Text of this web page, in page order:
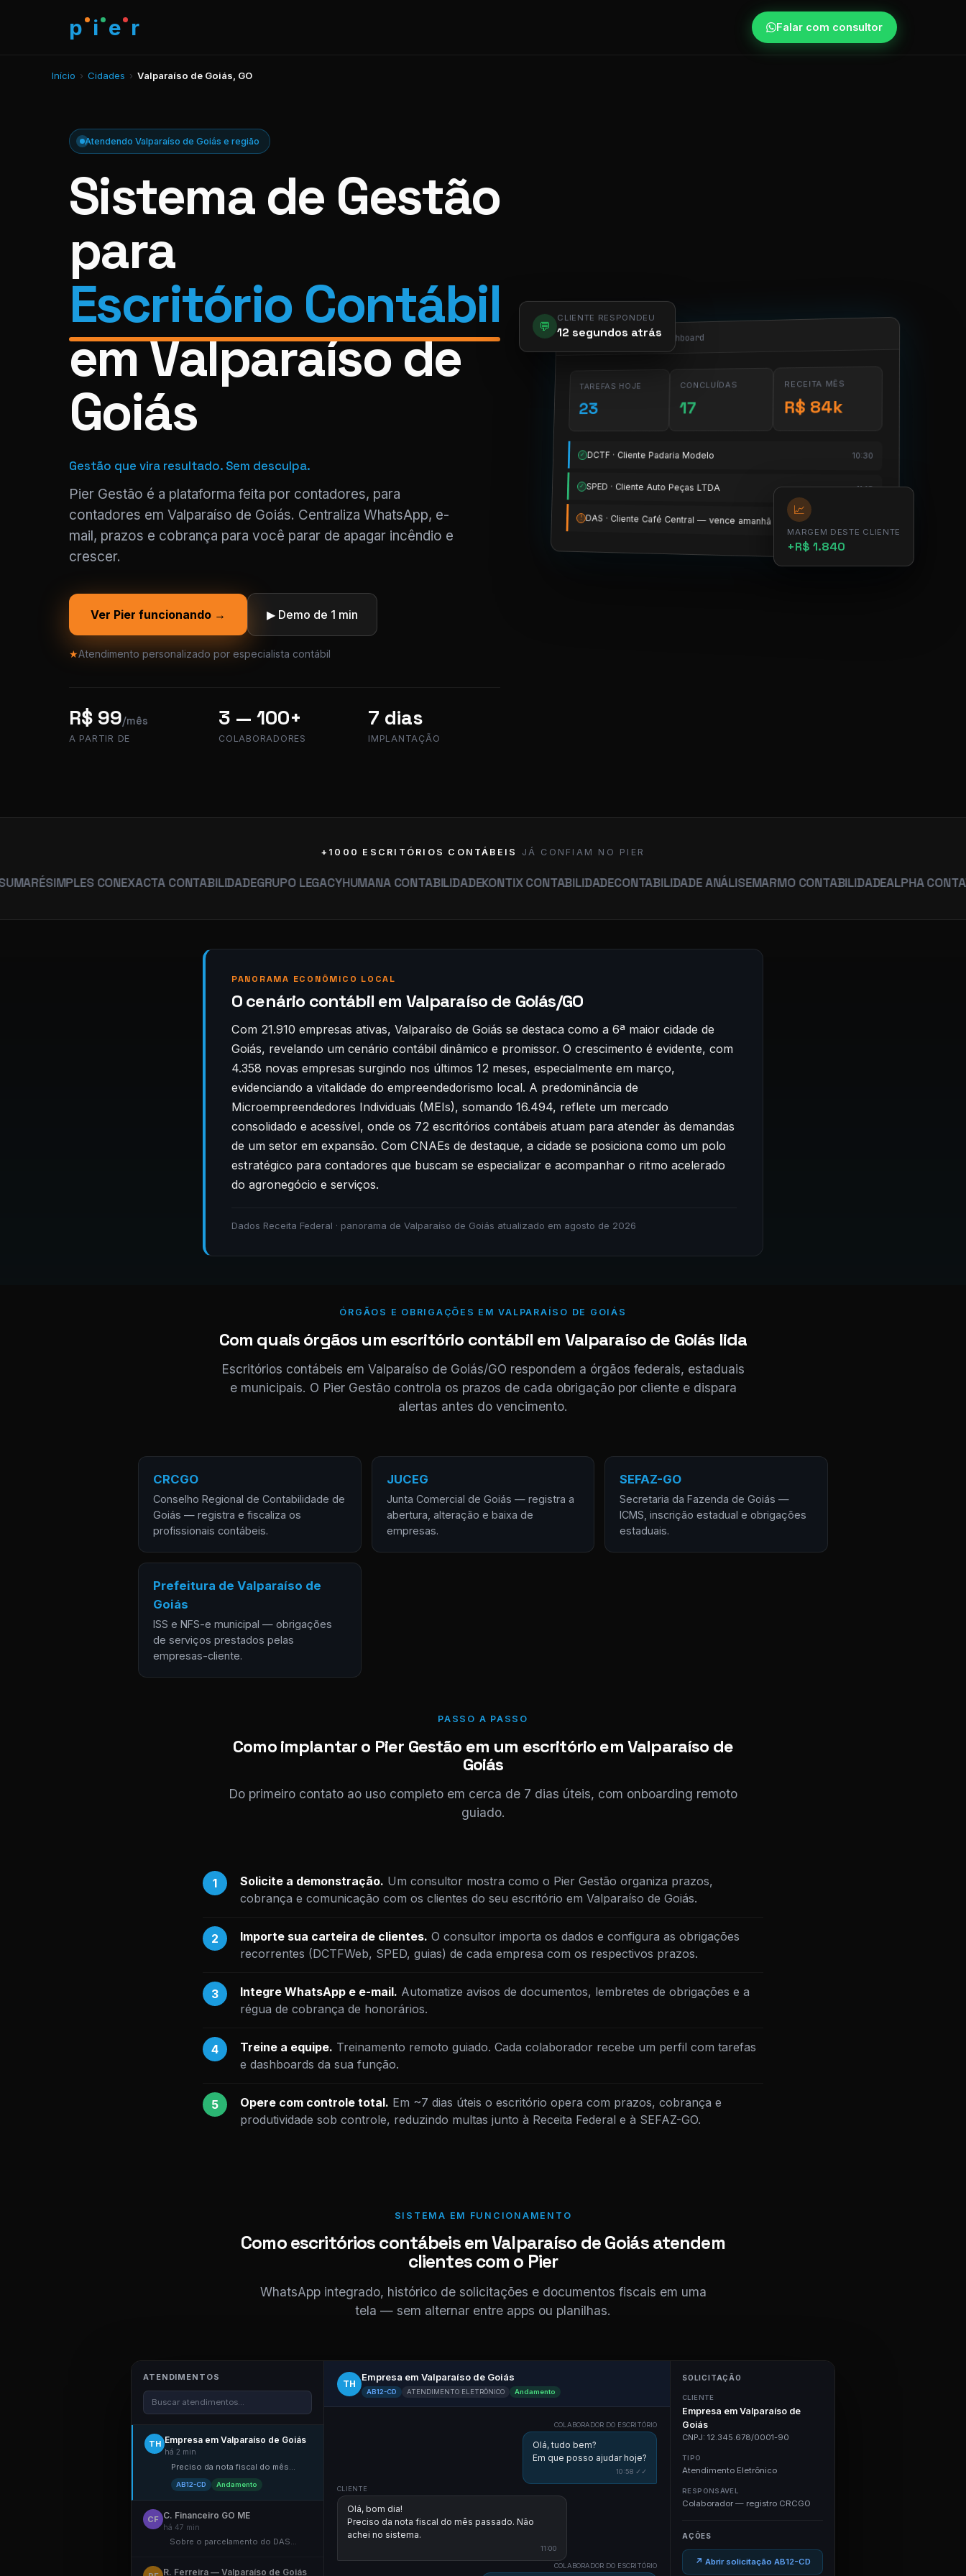
p i e r Falar com consultor
Início › Cidades › Valparaíso de Goiás, GO
Atendendo Valparaíso de Goiás e região
Sistema de Gestão
para
Escritório Contábil
em Valparaíso de
Goiás
Gestão que vira resultado. Sem desculpa.
Pier Gestão é a plataforma feita por contadores, para
contadores em Valparaíso de Goiás. Centraliza WhatsApp, e-
mail, prazos e cobrança para você parar de apagar incêndio e
crescer.
Ver Pier funcionando → ▶ Demo de 1 min
★Atendimento personalizado por especialista contábil
R$ 99/mês
A PARTIR DE
3 — 100+
COLABORADORES
7 dias
IMPLANTAÇÃO
💬
CLIENTE RESPONDEU
12 segundos atrás
app.pier.mobi/dashboard
TAREFAS HOJE
23
CONCLUÍDAS
17
RECEITA MÊS
R$ 84k
✓ DCTF · Cliente Padaria Modelo 10:30
✓ SPED · Cliente Auto Peças LTDA 11:15
! DAS · Cliente Café Central — vence amanhã
📈
MARGEM DESTE CLIENTE
+R$ 1.840
+1000 ESCRITÓRIOS CONTÁBEIS JÁ CONFIAM NO PIER
SIMPLES CONEXACTA CONTABILIDADEGRUPO LEGACY HUMANA CONTABILIDADEKONTIX CONTABILIDADECONTABILIDADE ANÁLISEMARMO CONTABILIDADEALPHA
PANORAMA ECONÔMICO LOCAL
O cenário contábil em Valparaíso de Goiás/GO
Com 21.910 empresas ativas, Valparaíso de Goiás se destaca como a 6ª maior cidade de
Goiás, revelando um cenário contábil dinâmico e promissor. O crescimento é evidente, com
4.358 novas empresas surgindo nos últimos 12 meses, especialmente em março,
evidenciando a vitalidade do empreendedorismo local. A predominância de
Microempreendedores Individuais (MEIs), somando 16.494, reflete um mercado
consolidado e acessível, onde os 72 escritórios contábeis atuam para atender às demandas
de um setor em expansão. Com CNAEs de destaque, a cidade se posiciona como um polo
estratégico para contadores que buscam se especializar e acompanhar o ritmo acelerado
do agronegócio e serviços.
Dados Receita Federal · panorama de Valparaíso de Goiás atualizado em agosto de 2026
ÓRGÃOS E OBRIGAÇÕES EM VALPARAÍSO DE GOIÁS
Com quais órgãos um escritório contábil em Valparaíso de Goiás lida
Escritórios contábeis em Valparaíso de Goiás/GO respondem a órgãos federais, estaduais
e municipais. O Pier Gestão controla os prazos de cada obrigação por cliente e dispara
alertas antes do vencimento.
CRCGO
Conselho Regional de Contabilidade de
Goiás — registra e fiscaliza os
profissionais contábeis.
JUCEG
Junta Comercial de Goiás — registra a
abertura, alteração e baixa de
empresas.
SEFAZ-GO
Secretaria da Fazenda de Goiás —
ICMS, inscrição estadual e obrigações
estaduais.
Prefeitura de Valparaíso de
Goiás
ISS e NFS-e municipal — obrigações
de serviços prestados pelas
empresas-cliente.
PASSO A PASSO
Como implantar o Pier Gestão em um escritório em Valparaíso de
Goiás
Do primeiro contato ao uso completo em cerca de 7 dias úteis, com onboarding remoto
guiado.
1 Solicite a demonstração. Um consultor mostra como o Pier Gestão organiza prazos,
cobrança e comunicação com os clientes do seu escritório em Valparaíso de Goiás.
2 Importe sua carteira de clientes. O consultor importa os dados e configura as obrigações
recorrentes (DCTFWeb, SPED, guias) de cada empresa com os respectivos prazos.
3 Integre WhatsApp e e-mail. Automatize avisos de documentos, lembretes de obrigações e a
régua de cobrança de honorários.
4 Treine a equipe. Treinamento remoto guiado. Cada colaborador recebe um perfil com tarefas
e dashboards da sua função.
5 Opere com controle total. Em ~7 dias úteis o escritório opera com prazos, cobrança e
produtividade sob controle, reduzindo multas junto à Receita Federal e à SEFAZ-GO.
SISTEMA EM FUNCIONAMENTO
Como escritórios contábeis em Valparaíso de Goiás atendem
clientes com o Pier
WhatsApp integrado, histórico de solicitações e documentos fiscais em uma
tela — sem alternar entre apps ou planilhas.
ATENDIMENTOS
Buscar atendimentos...
TH Empresa em Valparaíso de Goiás
há 2 min
Preciso da nota fiscal do mês...
AB12-CD Andamento
CF C. Financeiro GO ME
há 47 min
Sobre o parcelamento do DAS...
R. Ferreira — Valparaíso de Goiás
TH
Empresa em Valparaíso de Goiás
AB12-CD ATENDIMENTO ELETRÔNICO Andamento
COLABORADOR DO ESCRITÓRIO
Olá, tudo bem?
Em que posso ajudar hoje?
10:58 ✓✓
CLIENTE
Olá, bom dia!
Preciso da nota fiscal do mês passado. Não
achei no sistema.
11:00
COLABORADOR DO ESCRITÓRIO
SOLICITAÇÃO
CLIENTE
Empresa em Valparaíso de
Goiás
CNPJ: 12.345.678/0001-90
TIPO
Atendimento Eletrônico
RESPONSÁVEL
Colaborador — registro CRCGO
AÇÕES
↗ Abrir solicitação AB12-CD